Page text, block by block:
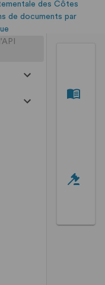
des Côtes
de documents par